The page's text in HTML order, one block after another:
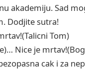
akademiju. Sad
Dodjite sutra!
Tom)
Nice je
cak i za